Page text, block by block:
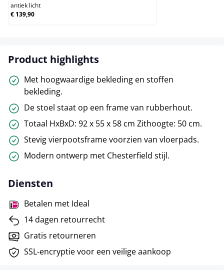
antiek licht
€ 139,90
Product highlights
Met hoogwaardige bekleding en stoffen
bekleding.
De stoel staat op een frame van rubberhout.
Totaal HxBxD: 92 x 55 x 58 cm Zithoogte: 50 cm.
Stevig vierpootsframe voorzien van vloerpads.
Modern ontwerp met Chesterfield stijl.
Diensten
Betalen met Ideal
14 dagen retourrecht
Gratis retourneren
SSL-encryptie voor een veilige aankoop